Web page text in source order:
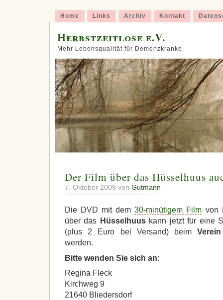
Home Links Archiv Kontakt
Herbstzeitlose e.V.
Mehr Lebensqualität für Demenzkranke
Der Film über das Hüsselhuus
7. Oktober 2009 von Gutmann
Die DVD mit dem30-minütigem Film von
über das Hüsselhuuskann jetzt für eine
(plus 2 Euro bei Versand) beim
werden.
Bitte wenden Sie sich an:
Regina Fleck
Kirchweg 9
21640 Bliedersdorf